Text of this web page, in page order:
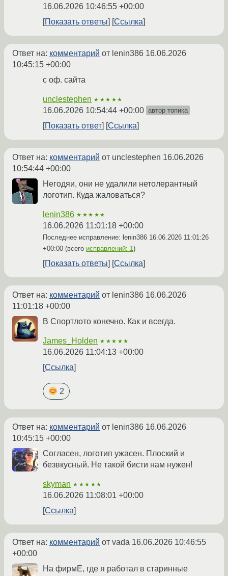
16.06.2026 10:46:55 +00:00
Показать ответы
Ссылка
Ответ на: комментарий от lenin386 16.06.2026
10:45:15 +00:00
с оф. сайта
unclestephen ★★★★★
16.06.2026 10:54:44 +00:00 автор топика
Показать ответ Ссылка
Ответ на: комментарий от unclestephen 16.06.2026
10:54:44 +00:00
Негодяи, они не удалили нетолерантный
логотип. Куда жаловаться?
lenin386 ★★★★★
16.06.2026 11:01:18 +00:00
Последнее исправление: lenin386 16.06.2026 11:01:26
+00:00 (всего исправлений: 1)
Показать ответы Ссылка
Ответ на: комментарий от lenin386 16.06.2026
11:01:18 +00:00
В Спортлото конечно. Как и всегда.
James_Holden ★★★★★
16.06.2026 11:04:13 +00:00
Ссылка
2
Ответ на: комментарий от lenin386 16.06.2026
10:45:15 +00:00
Согласен, логотип ужасен. Плоский и
безвкусный. Не такой бисти нам нужен!
skyman ★★★★★
16.06.2026 11:08:01 +00:00
Ссылка
Ответ на: комментарий от vada 16.06.2026 10:46:55
+00:00
На фирмЕ, где я работал в старинные